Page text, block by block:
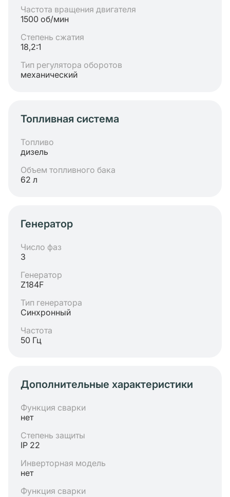
Частота вращения двигателя
1500 об/мин
Степень сжатия
18,2:1
Тип регулятора оборотов
механический
Топливная система
Топливо
дизель
Объем топливного бака
62 л
Генератор
Число фаз
3
Генератор
Z184F
Тип генератора
Синхронный
Частота
50 Гц
Дополнительные характеристики
Функция сварки
нет
Степень защиты
IP 22
Инверторная модель
нет
Функция сварки